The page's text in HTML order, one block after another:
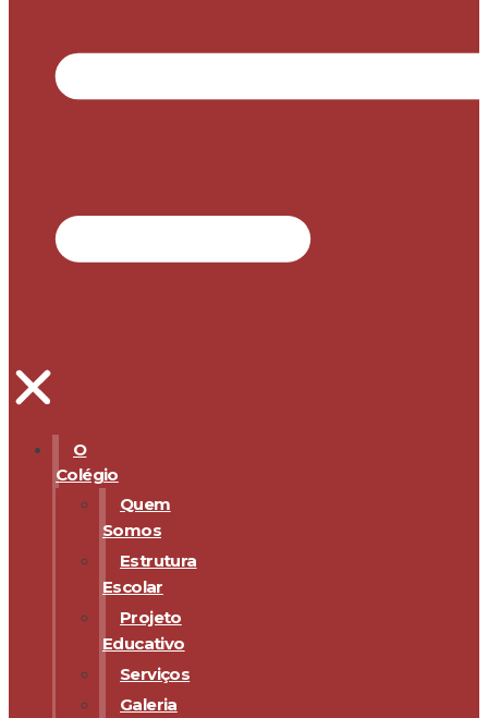
O
Colégio
Quem
Somos
Estrutura
Escolar
Projeto
Educativo
Serviços
Galeria